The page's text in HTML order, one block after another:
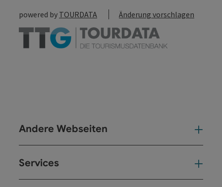
powered by TOURDATA Änderung vorschlagen
Andere Webseiten
Services